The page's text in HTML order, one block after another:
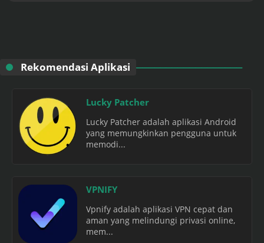
Rekomendasi Aplikasi
Lucky Patcher
Lucky Patcher adalah aplikasi Android
yang memungkinkan pengguna untuk
memodi...
VPNIFY
Vpnify adalah aplikasi VPN cepat dan
aman yang melindungi privasi online,
mem...